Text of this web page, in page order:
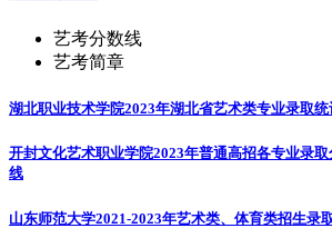
艺考分数线
艺考简章
湖北职业技术学院2023年湖北省艺术类专业录取统
开封文化艺术职业学院2023年普通高招各专业录
线
山东师范大学2021-2023年艺术类、体育类招生录